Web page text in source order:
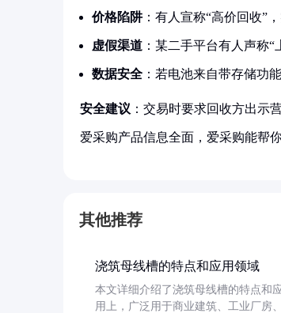
价格陷阱：有人宣称“高价回收”
虚假渠道 ：某二手平台有人声称
数据安全 ：若电池来自带存储功
安全建议 ：交易时要求回收方出示
爱采购产品信息全面，爱采购能帮
其他推荐
浇筑母线槽的特点和应用领域
本文详细介绍了浇筑母线槽的特点和
用上，广泛用于商业建筑、工业厂房